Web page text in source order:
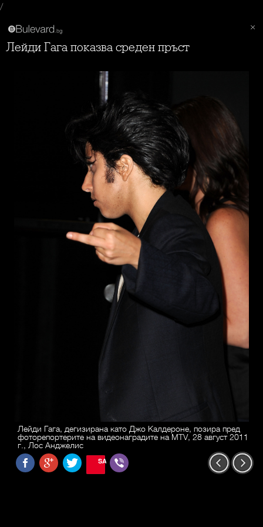
/
Лейди Гага показва среден пръст
Лейди Гага, дегизирана като Джо Калдероне, позира пред
фоторепортерите на видеонаградите на MTV, 28 август 2011
г., Лос Анджелис
SAVE